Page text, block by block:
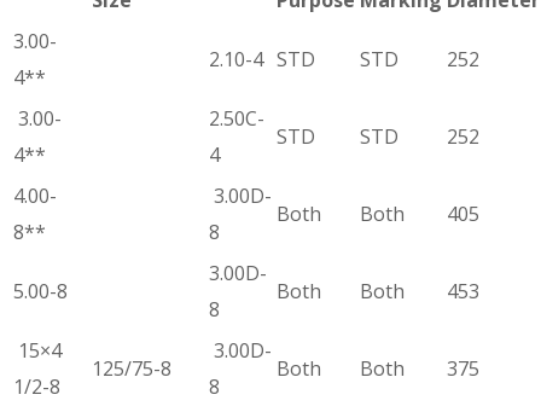
3.00-
4**
2.10-4 STD STD 252
3.00-
4**
2.50C-
4
STD STD 252
4.00-
8**
3.00D-
8
Both Both 405
5.00-8
3.00D-
8
Both Both 453
15×4
1/2-8
125/75-8
3.00D-
8
Both Both 375